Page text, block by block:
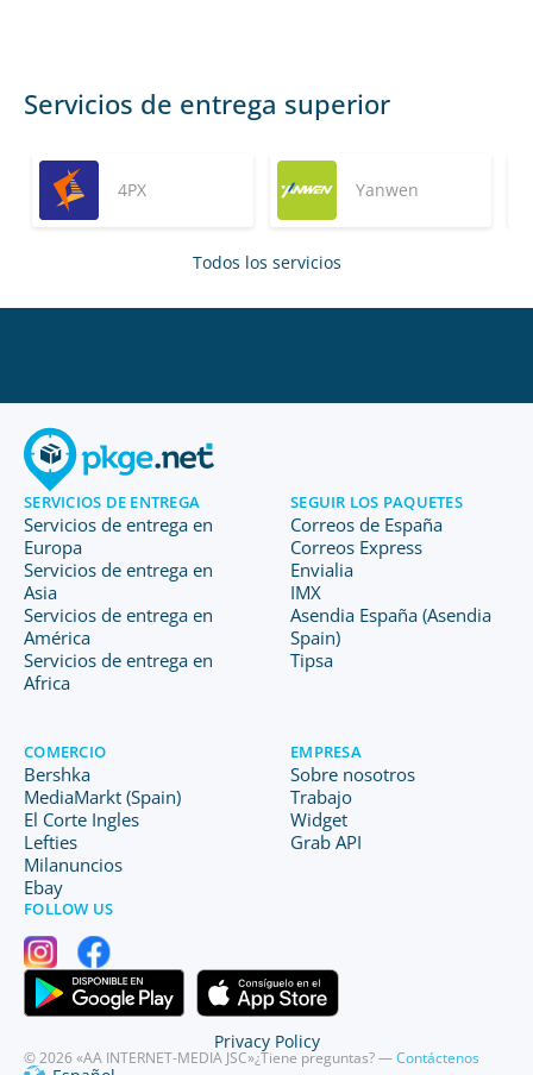
Servicios de entrega superior
4PX Yanwen
Todos los servicios
SERVICIOS DE ENTREGA
Servicios de entrega en
Europa
Servicios de entrega en
Asia
Servicios de entrega en
América
Servicios de entrega en
Africa
SEGUIR LOS PAQUETES
Correos de España
Correos Express
Envialia
IMX
Asendia España (Asendia
Spain)
Tipsa
COMERCIO
Bershka
MediaMarkt (Spain)
El Corte Ingles
Lefties
Milanuncios
Ebay
EMPRESA
Sobre nosotros
Trabajo
Widget
Grab API
FOLLOW US
© 2026 «AA INTERNET-MEDIA JSC»¿Tiene preguntas? —Contáctenos
Privacy Policy